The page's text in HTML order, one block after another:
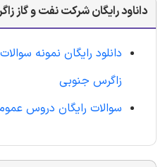
داناود رایگان شرکت نفت و گاز
دانلود رایگان نمونه
زاگرس جنوبی
سوالات رایگان دروس